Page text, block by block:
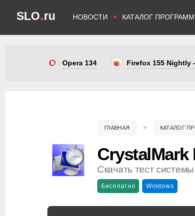
SLO.ru НОВОСТИ • КАТАЛОГ ПРОГРАММ
Opera 134 Firefox 155
ГЛАВНАЯ КАТАЛОГ
CrystalMark
Скачать тест
Бесплатно Windows